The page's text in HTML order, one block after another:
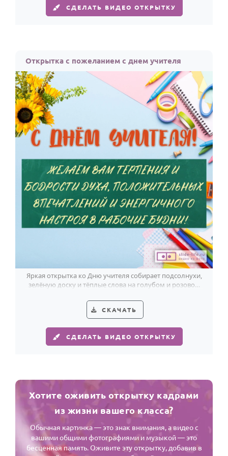
СДЕЛАТЬ ВИДЕО ОТКРЫТКУ
Открытка с пожеланием с днем учителя
Яркая открытка ко Дню учителя собирает подсолнухи,
зелёную доску и тёплые слова на голубом и розовом
СКАЧАТЬ
СДЕЛАТЬ ВИДЕО ОТКРЫТКУ
Хотите оживить открытку кадрами
из жизни вашего класса?
Обычная картинка — это знак внимания, а видео с
вашими общими фотографиями и музыкой — это
бесценная память. Оживите эту открытку, добавив в